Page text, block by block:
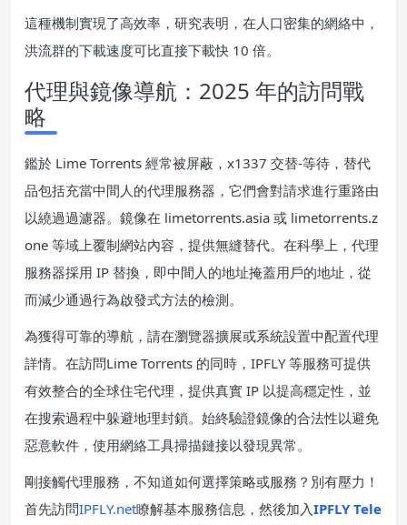
這種機制實現了高效率，研究表明，在人口密集的網絡中，
洪流群的下載速度可比直接下載快 10 倍。
代理與鏡像導航：2025 年的訪問戰
略
鑑於 Lime Torrents 經常被屏蔽，x1337 交替-等待，替代
品包括充當中間人的代理服務器，它們會對請求進行重路由
以繞過過濾器。鏡像在 limetorrents.asia 或 limetorrents.z
one 等域上覆制網站內容，提供無縫替代。在科學上，代理
服務器採用 IP 替換，即中間人的地址掩蓋用戶的地址，從
而減少通過行為啟發式方法的檢測。
為獲得可靠的導航，請在瀏覽器擴展或系統設置中配置代理
詳情。在訪問Lime Torrents 的同時，IPFLY 等服務可提供
有效整合的全球住宅代理，提供真實 IP 以提高穩定性，並
在搜索過程中躲避地理封鎖。始終驗證鏡像的合法性以避免
惡意軟件，使用網絡工具掃描鏈接以發現異常。
剛接觸代理服務，不知道如何選擇策略或服務？別有壓力！
首先訪問IPFLY.net瞭解基本服務信息，然後加入IPFLY Tele